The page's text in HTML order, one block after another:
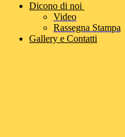
Dicono di noi
Video
Rassegna Stampa
Gallery e Contatti